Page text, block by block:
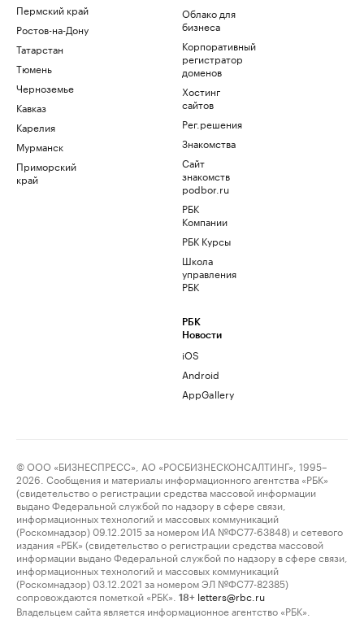
Пермский край
Ростов-на-Дону
Татарстан
Тюмень
Черноземье
Кавказ
Карелия
Мурманск
Приморский
край
Облако для
бизнеса
Корпоративный
регистратор
доменов
Хостинг
сайтов
Рег.решения
Знакомства
Сайт
знакомств
podbor.ru
РБК
Компании
РБК Курсы
Школа
управления
РБК
РБК
Новости
iOS
Android
AppGallery
© ООО «БИЗНЕСПРЕСС», АО «РОСБИЗНЕСКОНСАЛТИНГ», 1995–
2026. Сообщения и материалы информационного агентства «РБК»
(свидетельство о регистрации средства массовой информации
выдано Федеральной службой по надзору в сфере связи,
информационных технологий и массовых коммуникаций
(Роскомнадзор) 09.12.2015 за номером ИА №ФС77-63848) и сетевого
издания «РБК» (свидетельство о регистрации средства массовой
информации выдано Федеральной службой по надзору в сфере связи,
информационных технологий и массовых коммуникаций
(Роскомнадзор) 03.12.2021 за номером ЭЛ №ФС77-82385)
сопровождаются пометкой «РБК».
18+ letters@rbc.ru
Владельцем сайта является информационное агентство «РБК».